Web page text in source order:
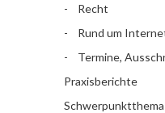
Recht
Rund um
Termine,
Praxisberichte
Schwerpunktthema